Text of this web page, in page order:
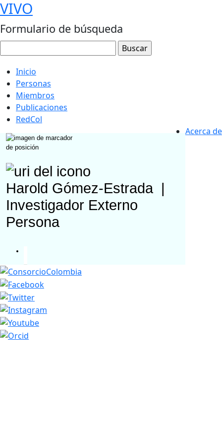
VIVO
Formulario de búsqueda
Inicio
Personas
Miembros
Publicaciones
RedCol
Acerca de
Harold Gómez-Estrada
Investigador Externo
Persona